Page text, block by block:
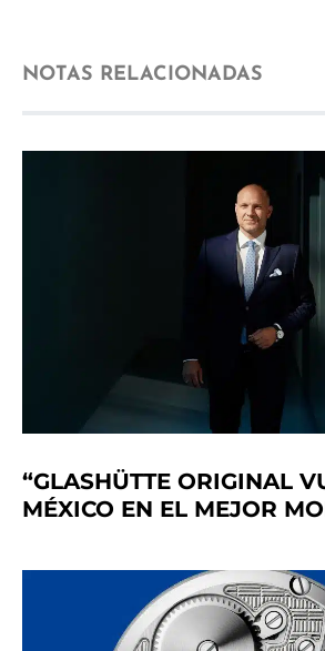
NOTAS RELACIONADAS
“GLASHÜTTE ORIGINAL
MÉXICO EN EL MEJOR